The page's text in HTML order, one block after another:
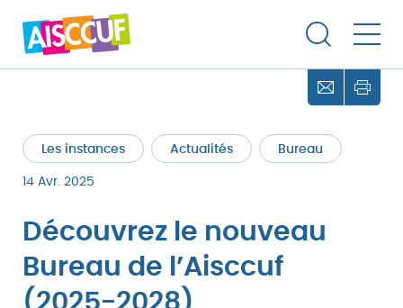
Les instances Actualités Bureau
14 Avr. 2025
Découvrez le nouveau
Bureau de l’Aisccuf
(2025-2028)